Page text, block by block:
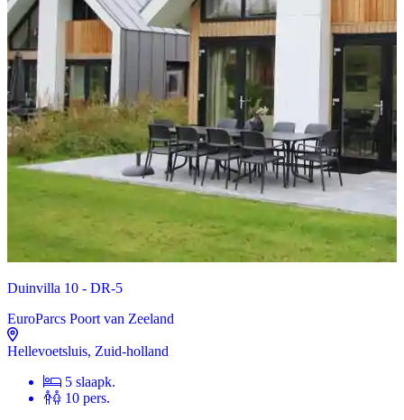
Duinvilla 10 - DR-5
EuroParcs Poort van Zeeland
Hellevoetsluis, Zuid-holland
5 slaapk.
10 pers.